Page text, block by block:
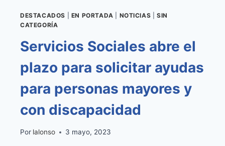
DESTACADOS EN PORTADA NOTICIAS |SIN
CATEGORÍA
Servicios Sociales abre el
plazo para solicitar ayudas
para personas mayores y
con discapacidad
Por lalonso 3 mayo, 2023